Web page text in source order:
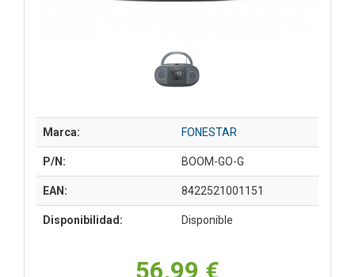
Marca: FONESTAR
P/N: BOOM-GO-G
EAN: 8422521001151
Disponibilidad: Disponible
56,99 €